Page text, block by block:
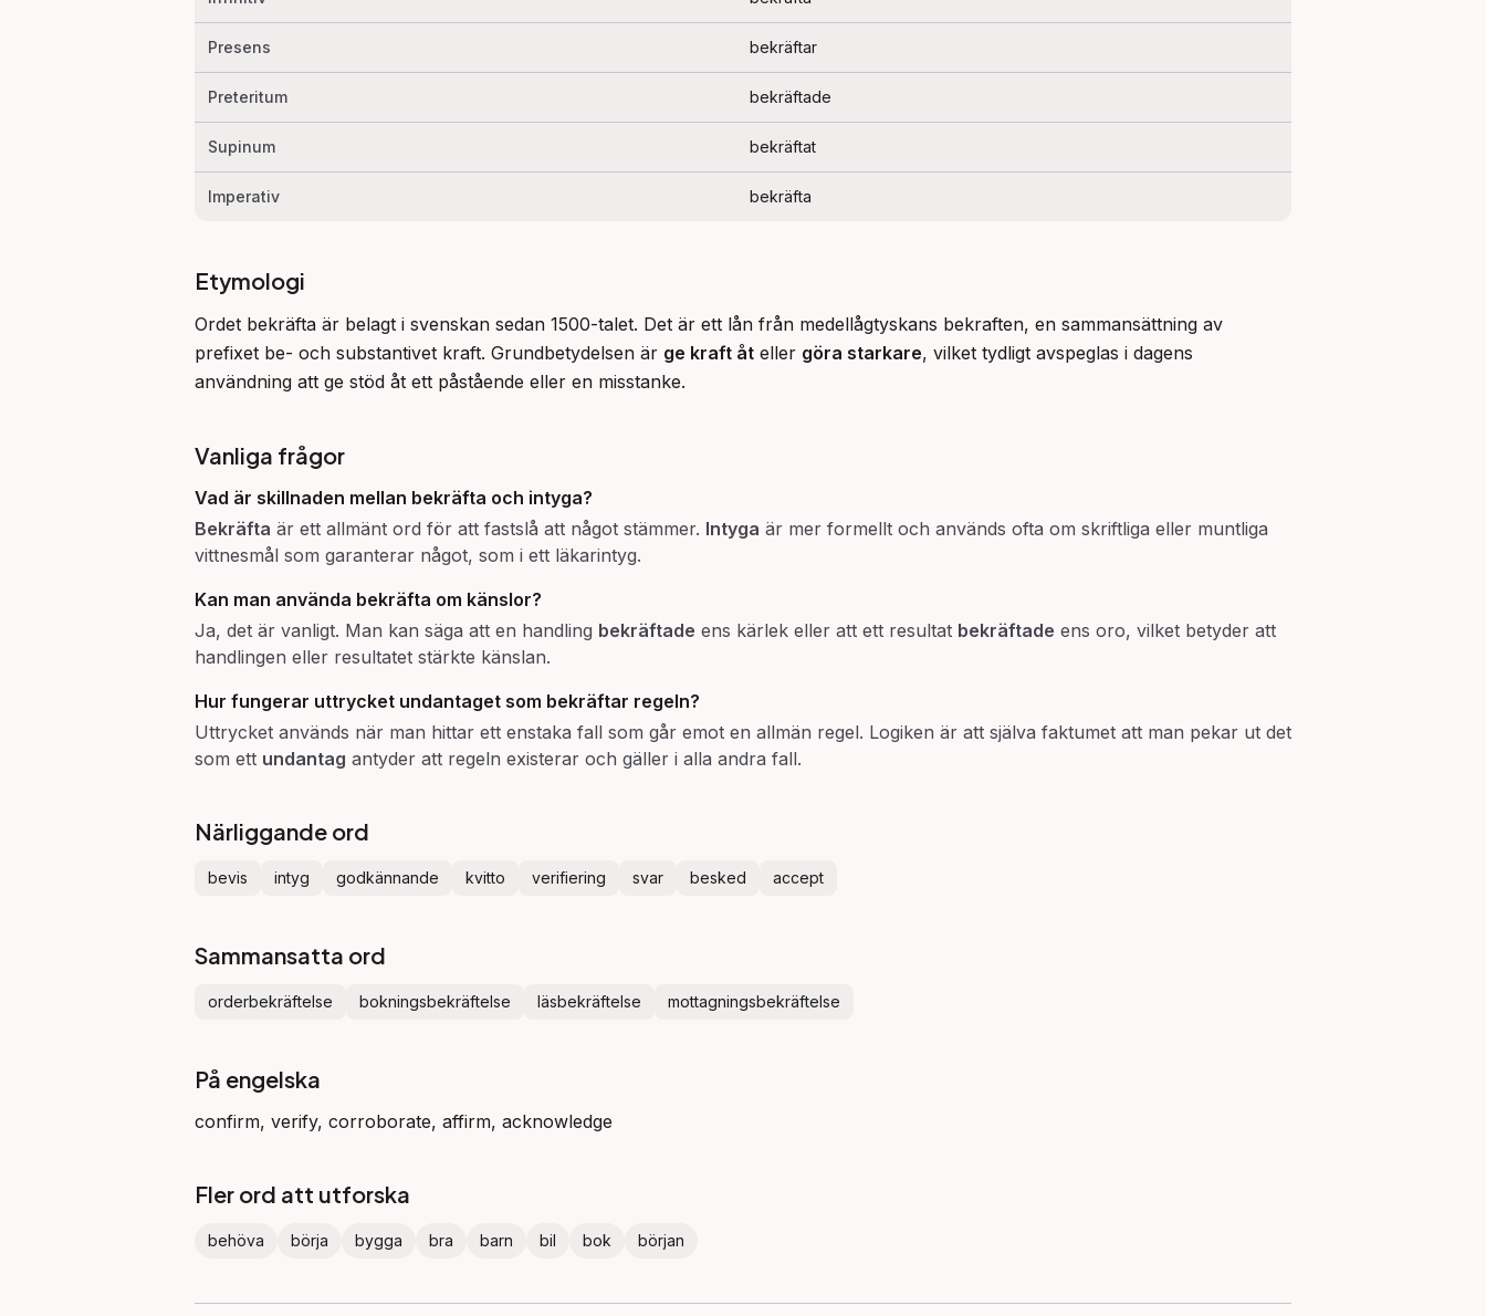
Presens bekräftar
Preteritum bekräftade
Supinum bekräftat
Imperativ bekräfta
Etymologi
Ordet bekräfta är belagt i svenskan sedan 1500-talet. Det är ett lån från medellågtyskans bekraften, en sammansättning av
prefixet be- och substantivet kraft. Grundbetydelsen är ge kraft åt eller göra starkare, vilket tydligt avspeglas i dagens
användning att ge stöd åt ett påstående eller en misstanke.
Vanliga frågor
Vad är skillnaden mellan bekräfta och intyga?
Bekräfta är ett allmänt ord för att fastslå att något stämmer. Intyga är mer formellt och används ofta om skriftliga eller muntliga
vittnesmål som garanterar något, som i ett läkarintyg.
Kan man använda bekräfta om känslor?
Ja, det är vanligt. Man kan säga att en handling bekräftade ens kärlek eller att ett resultat bekräftade ens oro, vilket betyder att
handlingen eller resultatet stärkte känslan.
Hur fungerar uttrycket undantaget som bekräftar regeln?
Uttrycket används när man hittar ett enstaka fall som går emot en allmän regel. Logiken är att själva faktumet att man pekar ut det
som ett undantag antyder att regeln existerar och gäller i alla andra fall.
Närliggande ord
bevis intyg godkännande kvitto verifiering svar besked accept
Sammansatta ord
orderbekräftelse bokningsbekräftelse läsbekräftelse mottagningsbekräftelse
På engelska
confirm, verify, corroborate, affirm, acknowledge
Fler ord att utforska
behöva börja bygga bra barn bil bok början